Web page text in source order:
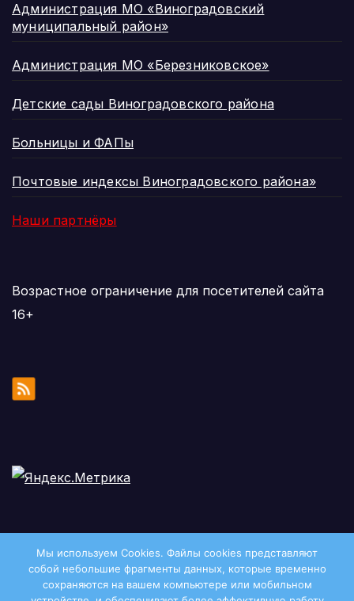
Администрация МО «Виноградовский
муниципальный район»
Администрация МО «Березниковское»
Детские сады Виноградовского района
Больницы и ФАПы
Почтовые индексы Виноградовского района»
Наши партнёры
Возрастное ограничение для посетителей сайта
16+
Мы используем Cookies. Файлы сookies представляют
собой небольшие фрагменты данных, которые временно
сохраняются на вашем компьютере или мобильном